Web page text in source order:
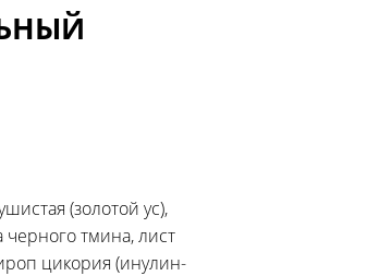
(золотой ус),
тмина, лист
цикория (инулин-